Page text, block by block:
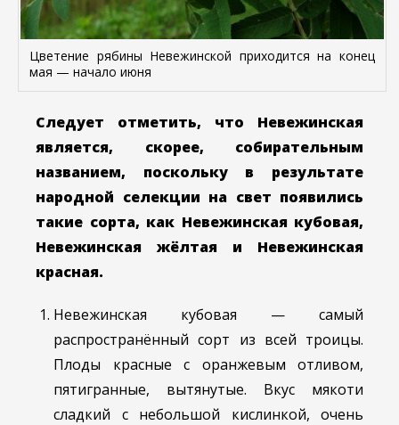
Цветение рябины Невежинской приходится на конец
мая — начало июня
Следует отметить, что Невежинская
является, скорее, собирательным
названием, поскольку в результате
народной селекции на свет появились
такие сорта, как Невежинская кубовая,
Невежинская жёлтая и Невежинская
красная.
Невежинская кубовая — самый
распространённый сорт из всей троицы.
Плоды красные с оранжевым отливом,
пятигранные, вытянутые. Вкус мякоти
сладкий с небольшой кислинкой, очень